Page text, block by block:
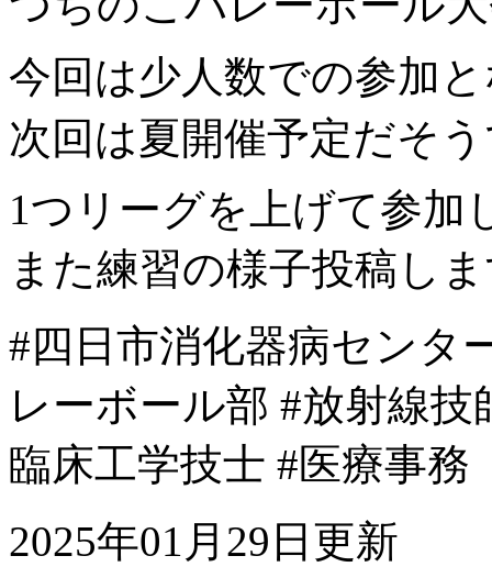
今回は少人数での参加
次回は夏開催予定だそ
1つリーグを上げて参加
また練習の様子投稿し
#四日市消化器病センタ
レーボール部 #放射線
臨床工学技士 #医療事務
2025年01月29日更新